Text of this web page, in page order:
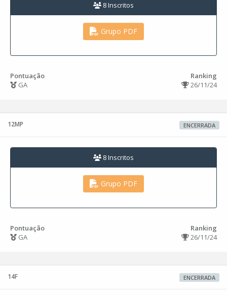
8 Inscritos
Grupo PDF
Pontuação
GA
Ranking
26/11/24
ENCERRADA
12MP
8 Inscritos
Grupo PDF
Pontuação
GA
Ranking
26/11/24
ENCERRADA
14F